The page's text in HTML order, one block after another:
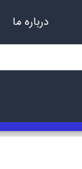
درباره ما